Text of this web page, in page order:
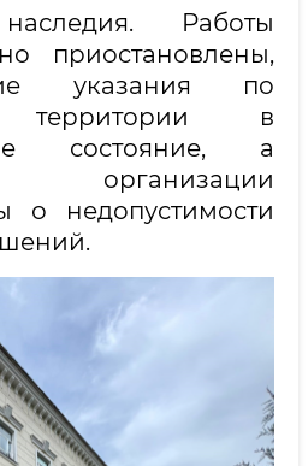
Работы
приостановлены,
указания по
территории в
состояние, а
организации
о недопустимости